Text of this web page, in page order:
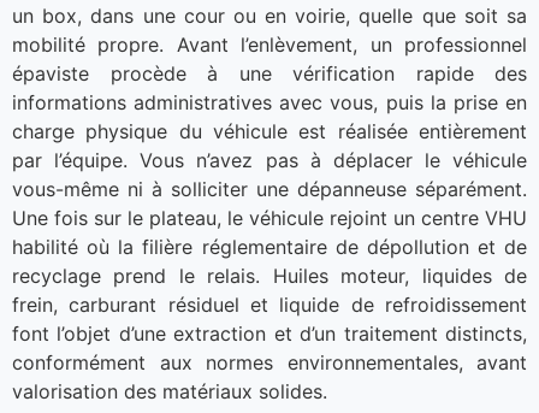
un box, dans une cour ou en voirie, quelle que soit sa
mobilité propre. Avant l’enlèvement, un professionnel
épaviste procède à une vérification rapide des
informations administratives avec vous, puis la prise en
charge physique du véhicule est réalisée entièrement
par l’équipe. Vous n’avez pas à déplacer le véhicule
vous-même ni à solliciter une dépanneuse séparément.
Une fois sur le plateau, le véhicule rejoint un centre VHU
habilité où la filière réglementaire de dépollution et de
recyclage prend le relais. Huiles moteur, liquides de
frein, carburant résiduel et liquide de refroidissement
font l’objet d’une extraction et d’un traitement distincts,
conformément aux normes environnementales, avant
valorisation des matériaux solides.